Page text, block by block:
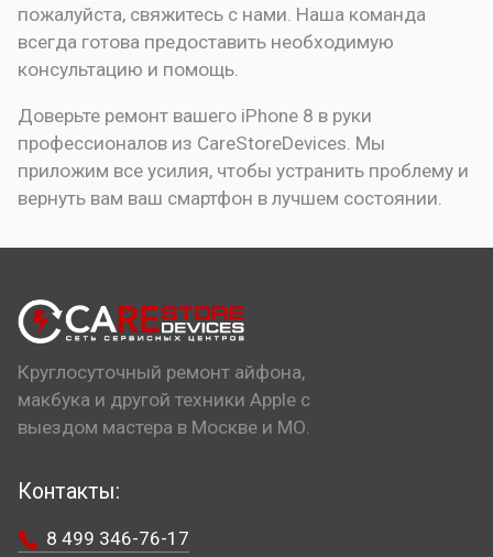
пожалуйста, свяжитесь с нами. Наша команда
всегда готова предоставить необходимую
консультацию и помощь.
Доверьте ремонт вашего iPhone 8 в руки
профессионалов из CareStoreDevices. Мы
приложим все усилия, чтобы устранить проблему и
вернуть вам ваш смартфон в лучшем состоянии.
Круглосуточный ремонт айфона,
макбука и другой техники Apple с
выездом мастера в Москве и МО.
Контакты:
8 499 346-76-17